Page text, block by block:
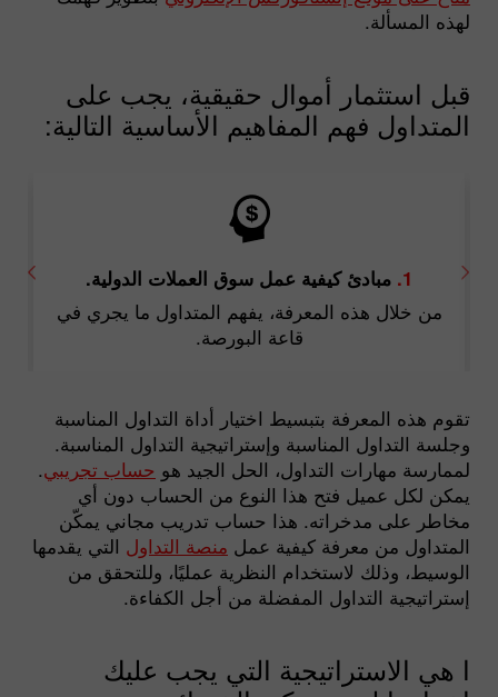
لهذه المسألة.
قبل استثمار أموال حقيقية، يجب على
المتداول فهم المفاهيم الأساسية التالية:
1. مبادئ كيفية عمل سوق العملات الدولية.
من خلال هذه المعرفة، يفهم المتداول ما يجري في
قاعة البورصة.
تقوم هذه المعرفة بتبسيط اختيار أداة التداول المناسبة
وجلسة التداول المناسبة وإستراتيجية التداول المناسبة.
لممارسة مهارات التداول، الحل الجيد هو حساب تجريبي.
يمكن لكل عميل فتح هذا النوع من الحساب دون أي
مخاطر على مدخراته. هذا حساب تدريب مجاني يمكّن
المتداول من معرفة كيفية عمل منصة التداول التي يقدمها
الوسيط، وذلك لاستخدام النظرية عمليًا، وللتحقق من
إستراتيجية التداول المفضلة من أجل الكفاءة.
ا هي الاستراتيجية التي يجب عليك